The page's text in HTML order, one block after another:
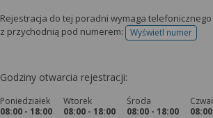
Rejestracja do tej poradni wymaga
z przychodnią pod numerem:
Wyświetl numer
telefonu do
Godziny otwarcia rejestracji:
Poniedziałek
08:00 - 18:00
Wtorek
08:00 - 18:00
Środa
08:00 - 18:00